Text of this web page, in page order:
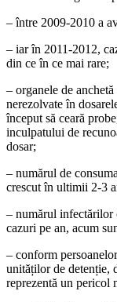
– între 2009-2010 a
– iar în 2011-2012,
din ce în ce mai rare;
– organele de
nerezolvate în
început să ceară
inculpatului de
dosar;
– numărul de
crescut în ultimii 2-3
– numărul infectărilor
cazuri pe an, acum
– conform
unităților de deten­ție,
reprezentă un pericol